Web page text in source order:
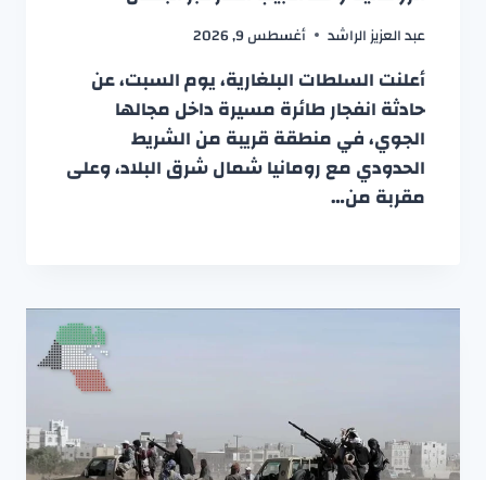
عبد العزيز الراشد أغسطس 9, 2026
أعلنت السلطات البلغارية، يوم السبت، عن
حادثة انفجار طائرة مسيرة داخل مجالها
الجوي، في منطقة قريبة من الشريط
الحدودي مع رومانيا شمال شرق البلاد، وعلى
مقربة من…